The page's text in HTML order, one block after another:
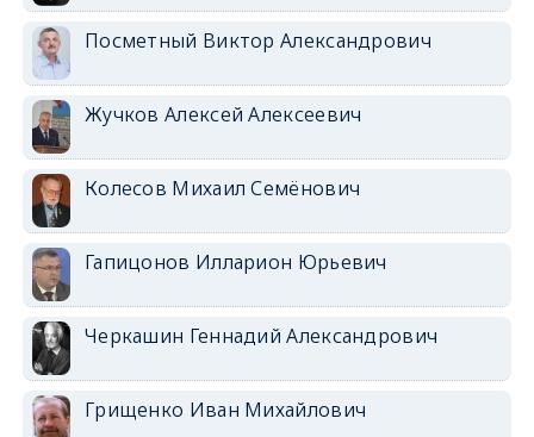
Посметный Виктор Александрович
Жучков Алексей Алексеевич
Колесов Михаил Семёнович
Гапицонов Илларион Юрьевич
Черкашин Геннадий Александрович
Грищенко Иван Михайлович